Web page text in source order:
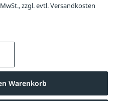
zzgl. evtl.Versandkosten
Gib den
Warenkorb